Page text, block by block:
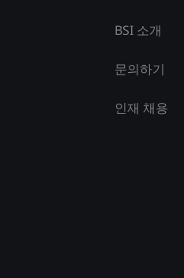
BSI 소개
문의하기
인재 채용